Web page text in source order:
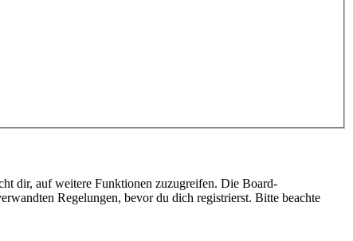
dir, auf weitere Funktionen zuzugreifen. Die Board-
Regelungen, bevor du dich registrierst. Bitte beachte